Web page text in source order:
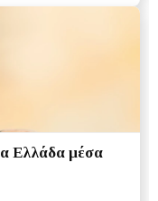
Ελλάδα μέσα